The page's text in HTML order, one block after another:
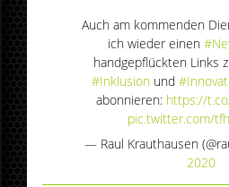
Auch am kommenden
ich wieder einen
handgepflückten Links
#Inklusion und
abonnieren: https://
pic.twitter.com/
— Raul Krauthausen
2020